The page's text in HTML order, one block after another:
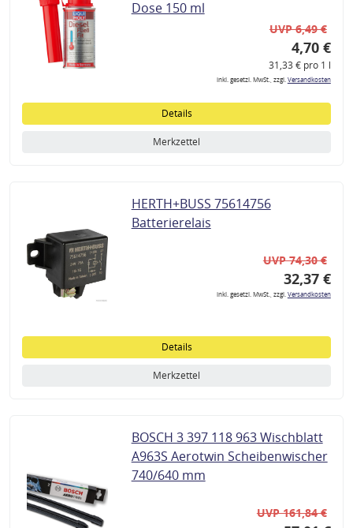
Dose 150 ml
UVP 6,49 €
4,70 €
31,33 € pro 1 l
inkl. gesetzl. MwSt., zzgl.Versandkosten
Details
Merkzettel
HERTH+BUSS 75614756
Batterierelais
UVP 74,30 €
32,37 €
inkl. gesetzl. MwSt., zzgl.Versandkosten
Details
Merkzettel
BOSCH 3 397 118 963 Wischblatt
A963S Aerotwin Scheibenwischer
740/640 mm
UVP 161,84 €